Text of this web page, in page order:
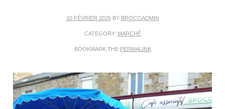
10 FÉVRIER 2026BY BROCOADMIN
CATEGORY: MARCHÉ
BOOKMARK THE PERMALINK